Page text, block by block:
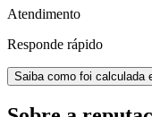
Atendimento
Responde rápido
Saiba como foi calculada